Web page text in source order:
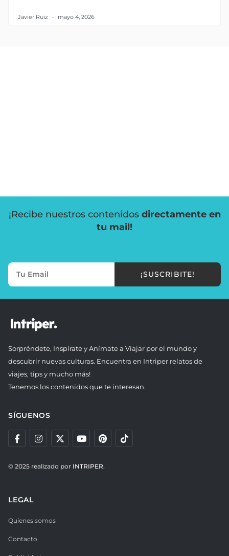
Javier Ruiz mayo 4, 2026
¡Recibe nuestros contenidos directamente en
tu mail!
¡SUSCRIBITE!
Sorpréndete, Inspírate y Anímate a Viajar por el mundo y
descubrir nuevas culturas. Encuentra en Intriper relatos de
viajes, tips y mucho más!
Tenemos los contenidos que te interesan.
SÍGUENOS
© 2025 realizado por INTRIPER.
LEGAL
Quienes somos
Contacto